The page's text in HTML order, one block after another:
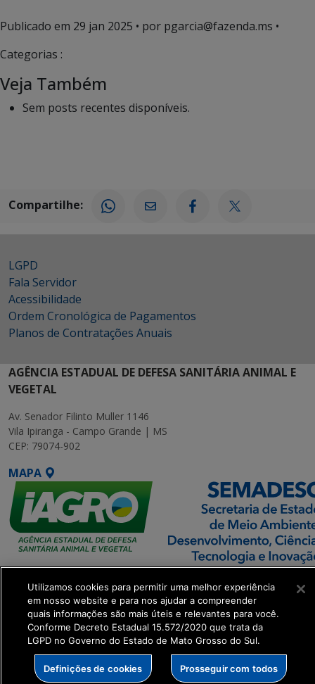
Publicado em 29 jan 2025 • por pgarcia@fazenda.ms •
Categorias :
Veja Também
Sem posts recentes disponíveis.
Compartilhe:
LGPD
Fala Servidor
Acessibilidade
Ordem Cronológica de Pagamentos
Planos de Contratações Anuais
AGÊNCIA ESTADUAL DE DEFESA SANITÁRIA ANIMAL E
VEGETAL
Av. Senador Filinto Muller 1146
Vila Ipiranga - Campo Grande | MS
CEP: 79074-902
MAPA
SETDIG | Secretaria-
Executiva de
Transformação Digital
get_footer();
Utilizamos cookies para permitir uma melhor experiência
em nosso website e para nos ajudar a compreender
quais informações são mais úteis e relevantes para você.
Conforme Decreto Estadual 15.572/2020 que trata da
LGPD no Governo do Estado de Mato Grosso do Sul.
Definições de cookies Prosseguir com todos